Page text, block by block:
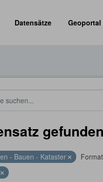
Datensätze
gefunden
- Bauen - Kataster